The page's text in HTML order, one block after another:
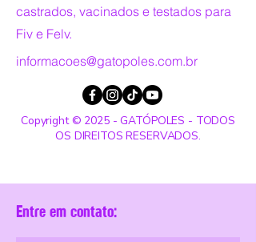
castrados, vacinados e testados para
Fiv e Felv.
informacoes@gatopoles.com.br
Copyright © 2025 - GATÓPOLES - TODOS
OS DIREITOS RESERVADOS.
Entre em contato: